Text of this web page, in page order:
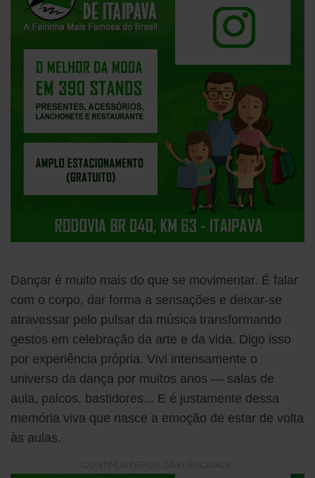
Dançar é muito mais do que se movimentar. É falar
com o corpo, dar forma a sensações e deixar-se
atravessar pelo pulsar da música transformando
gestos em celebração da arte e da vida. Digo isso
por experiência própria. Vivi intensamente o
universo da dança por muitos anos — salas de
aula, palcos, bastidores... E é justamente dessa
memória viva que nasce a emoção de estar de volta
às aulas.